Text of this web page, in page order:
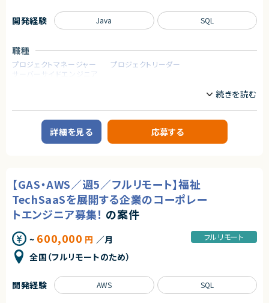
開発環境に携わることができます。
今回は開発支援のプロジェクトの増加に基づき、開発業務から開発支援を
行っていただくフルスタックエンジニアを募集します！
■募集背景
テックリード室は支援を求めている各事業や全社横断的なプロジェクトにた
いして技術支援を行う組織です。
を最大限に活用するといった技術投資の目線と、開発組織を牽引していくこ
とができるリーダーシップを持った、CTOやテックリード等の経験を持った仲
間を強く求めています。
■業務内容
あらゆる事業部や横断的な企画を推進する部門と連携しています。
・全社横断のプロジェクトや新規事業の立ち上げを事業計画フェーズから支
援
・アーキテクチャレビューや技術的課題の解決といった事業部支援
・生産性向上とリスク軽減のためのモダン化をインフラ、アプリケーションの
両面から推進
■ポジションの魅力
特定のプロダクトを持たない組織だからこそ俯瞰的に課題を見極め、全体
テックリード室として全社を俯瞰して施策を考えるだけでなく、主担当となる
事業においては事業部の開発チームと共に事業に深くコミットしていただく
職種
プロジェクトマネージャー
プロジェクトリーダー
サーバーサイドエンジニア
【案件概要】
製造業向けMESパッケージ「Delmia Apriso（APRISO）」を用いた開発・導入
APRISOの機能開発および導入支援を中心に、要件定義から設計フェーズま
で幅広くご担当いただきます。
【業務内容】
・Delmia Apriso（APRISO）を用いたシステム開発・導入業務
・製造業向けMES領域（生産管理／在庫管理／品質管理）の業務要件整理
・APRISOのカスタマイズ開発
・他システム（ERP等）とのデータ連携対応
・導入・テスト・運用支援
求めるスキル
【必須スキル・経験】
・Delmia Apriso（APRISO）の導入または開発経験
開発経験 Java SQL
詳細を見る 応募する
【GAS・AWS／週5／フルリモート】福祉
TechSaaSを展開する企業のコーポレー
トエンジニア募集！ の案件
~ 600,000 円 ／月
全国（フルリモートのため）
フルリモート
開発経験 AWS SQL